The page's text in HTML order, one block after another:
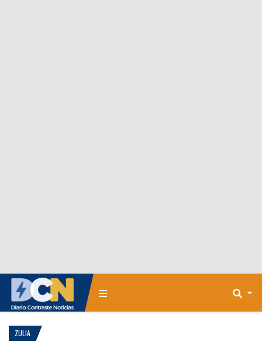
ZULIA